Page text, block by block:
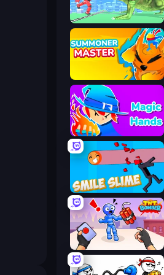
Silly Walkers
Summoner Master
Magic Hands
Smile Slime
TNT Bomber